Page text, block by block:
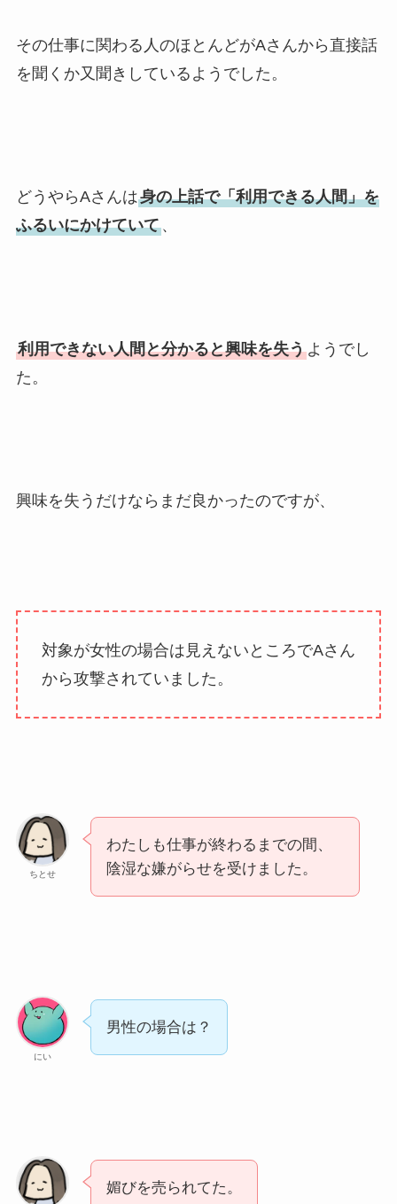
その仕事に関わる人のほとんどがAさんから直接話
を聞くか又聞きしているようでした。
どうやらAさんは身の上話で「利用できる人間」を
ふるいにかけていて、
利用できない人間と分かると興味を失うようでし
た。
興味を失うだけならまだ良かったのですが、
対象が女性の場合は見えないところでAさん
から攻撃されていました。
ちとせ
わたしも仕事が終わるまでの間、
陰湿な嫌がらせを受けました。
にい
男性の場合は？
媚びを売られてた。